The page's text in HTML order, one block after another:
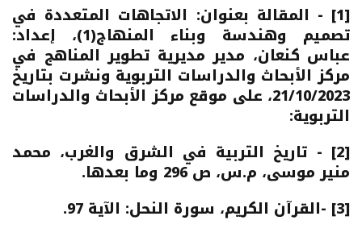
[1] - المقالة بعنوان: الاتجاهات المتعددة في
تصميم وهندسة وبناء المنهاج(1)، إعداد:
عباس كنعان، مدير مديرية تطوير المناهج في
مركز الأبحاث والدراسات التربوية ونشرت بتاريخ
21/10/2023، على موقع مركز الأبحاث والدراسات
التربوية:
[2] - تاريخ التربية في الشرق والغرب، محمد
منير موسى، م.س، ص 296 وما بعدها.
[3] -القرآن الكريم، سورة النحل: الآية 97.